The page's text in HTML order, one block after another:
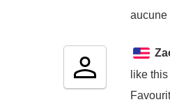
aucune
like this